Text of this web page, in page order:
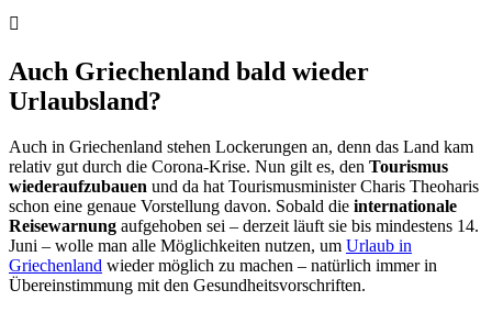
Auch Griechenland bald wieder
Urlaubsland?
Auch in Griechenland stehen Lockerungen an, denn das Land kam
relativ gut durch die Corona-Krise. Nun gilt es, den Tourismus
wiederaufzubauen und da hat Tourismusminister Charis Theoharis
schon eine genaue Vorstellung davon. Sobald die internationale
Reisewarnung aufgehoben sei – derzeit läuft sie bis mindestens 14.
Juni – wolle man alle Möglichkeiten nutzen, um Urlaub in
Griechenland wieder möglich zu machen – natürlich immer in
Übereinstimmung mit den Gesundheitsvorschriften.